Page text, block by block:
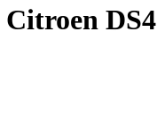
Citroen DS4